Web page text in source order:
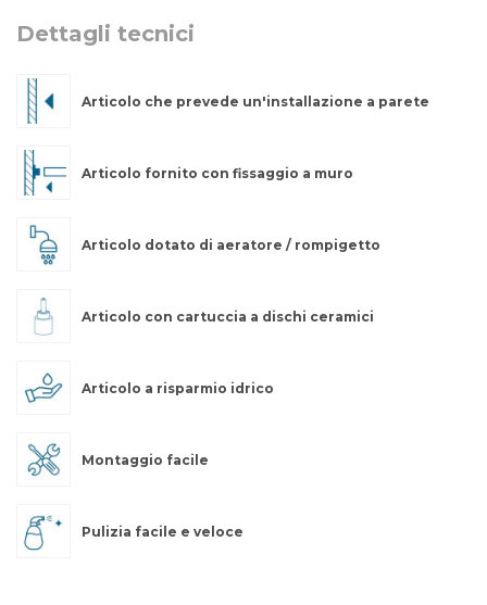
Dettagli tecnici
Articolo che prevede un'installazione a parete
Articolo fornito con fissaggio a muro
Articolo dotato di aeratore / rompigetto
Articolo con cartuccia a dischi ceramici
Articolo a risparmio idrico
Montaggio facile
Pulizia facile e veloce